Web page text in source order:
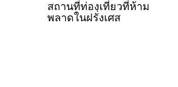
สถานที่ท่องเที่ยวที่ห้าม
พลาดในฝรั่งเศส